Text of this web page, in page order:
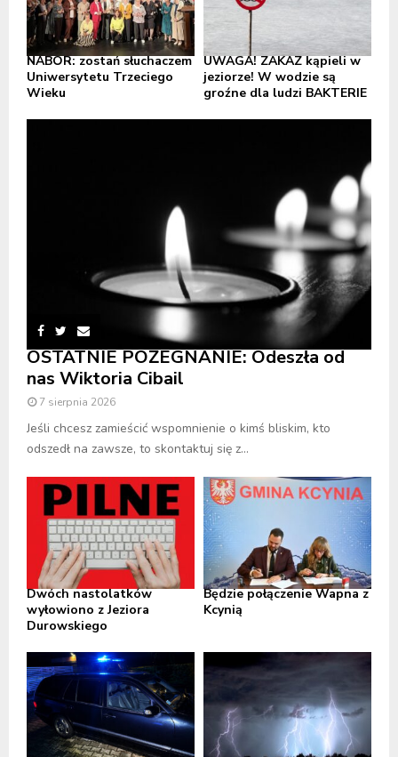
NABÓR: zostań słuchaczem
Uniwersytetu Trzeciego
Wieku
UWAGA! ZAKAZ kąpieli w
jeziorze! W wodzie są
groźne dla ludzi BAKTERIE
OSTATNIE POŻEGNANIE: Odeszła od
nas Wiktoria Cibail
7 sierpnia 2026
Jeśli chcesz zamieścić wspomnienie o kimś bliskim, kto
odszedł na zawsze, to skontaktuj się z...
Dwóch nastolatków
wyłowiono z Jeziora
Durowskiego
Będzie połączenie Wapna z
Kcynią